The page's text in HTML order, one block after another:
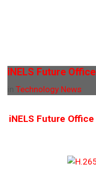
iNELS Future Office
Technology News
iNELS Future Office